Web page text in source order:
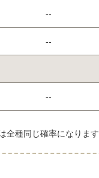
--
--
--
全種同じ確率になります